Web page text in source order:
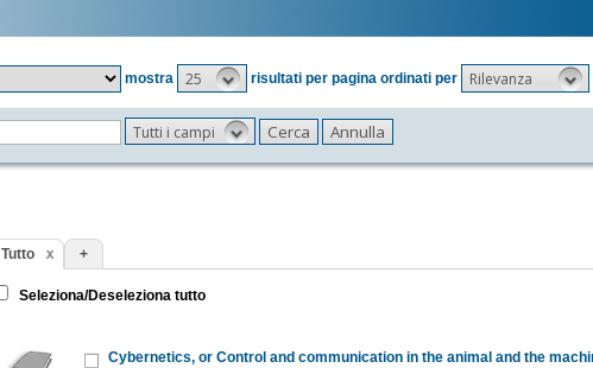
mostra
25 risultati per pagina ordinati per Rilevanza
Tutti i campi
Tutto +
Seleziona/Deseleziona tutto
Cybernetics, or Control and communication in the animal and the